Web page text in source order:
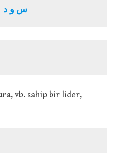
KÖK HARFLER: س و د